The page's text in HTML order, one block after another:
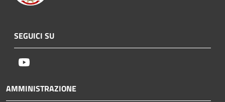
SEGUICI SU
AMMINISTRAZIONE